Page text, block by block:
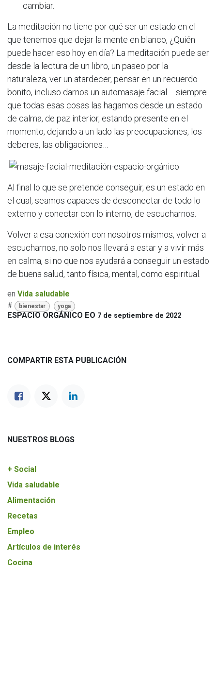
cambiar.
La meditación no tiene por qué ser un estado en el
que tenemos que dejar la mente en blanco, ¿Quién
puede hacer eso hoy en día? La meditación puede ser
desde la lectura de un libro, un paseo por la
naturaleza, ver un atardecer, pensar en un recuerdo
bonito, incluso darnos un automasaje facial…. siempre
que todas esas cosas las hagamos desde un estado
de calma, de paz interior, estando presente en el
momento, dejando a un lado las preocupaciones, los
deberes, las obligaciones…
Al final lo que se pretende conseguir, es un estado en
el cual, seamos capaces de desconectar de todo lo
externo y conectar con lo interno, de escucharnos.
Volver a esa conexión con nosotros mismos, volver a
escucharnos, no solo nos
llevará a estar y a vivir más
en calma, si no que nos ayudará a conseguir un estado
de buena salud, tanto física, mental, como espiritual.
en Vida saludable
#
bienestar yoga
ESPACIO ORGÁNICO EO 7 de septiembre de 2022
COMPARTIR ESTA PUBLICACIÓN
NUESTROS BLOGS
+ Social
Vida saludable
Alimentación
Recetas
Empleo
Artículos de interés
Cocina